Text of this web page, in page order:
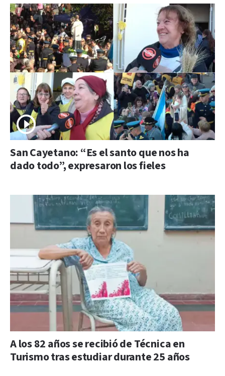
San Cayetano: “Es el santo que nos ha
dado todo”, expresaron los fieles
A los 82 años se recibió de Técnica en
Turismo tras estudiar durante 25 años